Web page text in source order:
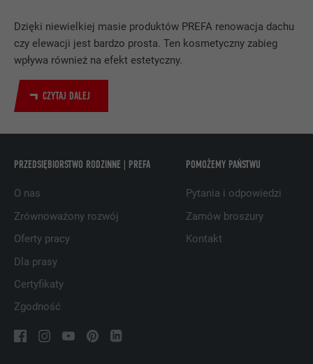
Dzięki niewielkiej masie produktów PREFA renowacja dachu
czy elewacji jest bardzo prosta. Ten kosmetyczny zabieg
wpływa również na efekt estetyczny.
CZYTAJ DALEJ
PRZEDSIĘBIORSTWO RODZINNE | PREFA
O nas
Zrównoważony rozwój
Oferty pracy
Dla prasy
Certyfikaty
Zgodność
POMOŻEMY PAŃSTWU
Pytania i odpowiedzi
Zamów broszury
Kontakt
PROCEDURA 2 lata
CEL
Wykorzystuje usługę sieci
PROCEDURA 29 dni
CEL
Jest stosowany do obserwowania
NAZWA lidc